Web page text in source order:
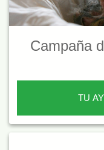
Campaña
TU